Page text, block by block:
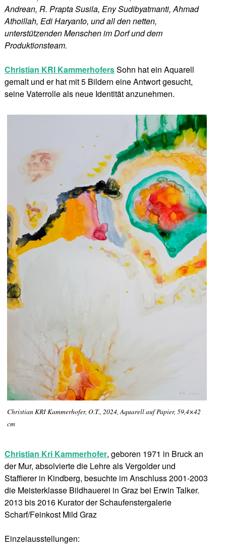
Andrean, R. Prapta Susila, Eny Sudibyatmanti, Ahmad
Athoillah, Edi Haryanto, und all den netten,
unterstützenden Menschen im Dorf und dem
Produktionsteam.
Christian KRI KammerhofersSohn hat ein Aquarell
gemalt und er hat mit 5 Bildern eine Antwort gesucht,
seine Vaterrolle als neue Identität anzunehmen.
Christian KRI Kammerhofer, O.T., 2024, Aquarell auf Papier, 59,4×42
cm
Christian Kri Kammerhofer, geboren 1971 in Bruck an
der Mur, absolvierte die Lehre als Vergolder und
Staffierer in Kindberg, besuchte im Anschluss 2001-2003
die Meisterklasse Bildhauerei in Graz bei Erwin Talker.
2013 bis 2016 Kurator der Schaufenstergalerie
Scharf/Feinkost Mild Graz
Einzelausstellungen: